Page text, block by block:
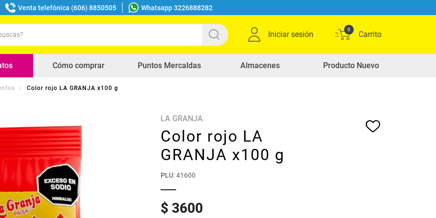
Venta telefónica (606) 8850505 Whatsapp 3226888282
Iniciar sesión
0
Cómo comprar Puntos Mercaldas Almacenes Producto Nuevo
Color rojo LA GRANJA x100 g
LA GRANJA
Color rojo LA
GRANJA x100 g
PLU:41600
$ 3600
buscados